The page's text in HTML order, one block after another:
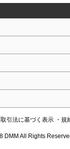
取引法に基づく表示 ・規
DMM All Rights